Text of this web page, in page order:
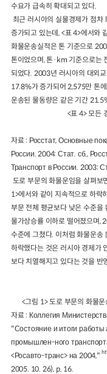
수요가 급속히 확대되고 있다.
최근 러시아의 실물경제가 점차
증가되고 있는데, <표 4>에서와
화물운송실적은 톤 기준으로
톤이었으며, 톤·km 기준으로는
되었다. 2003년 러시아의 대외
17.8%가 증가되어 2,575만 톤
운송된 물동량은 같은 기간
<표 4> 모든
자료 : Росстат, Основные
России. 2004: Стат. сб.,
Транспорт в России. 2003:
도로 부문의 화물운임을 살펴보
1>에서와 같이 지속적으로 하락
부문 전체 평균보다 낮은 수준을
물가상승률 이하로 떨어졌으며,
수준에 그쳤다. 이처럼 화물운송
하락했다는 것은 러시아 경제가
보다 치열해지고 있다는 것을 반
<그림 1> 도로 부문의 화물
자료 : Коллегия
"Состояние и итоги работы
промышлен-ного
<Росавто-транс> на 2004,"
2005. 10. 26), p. 16.